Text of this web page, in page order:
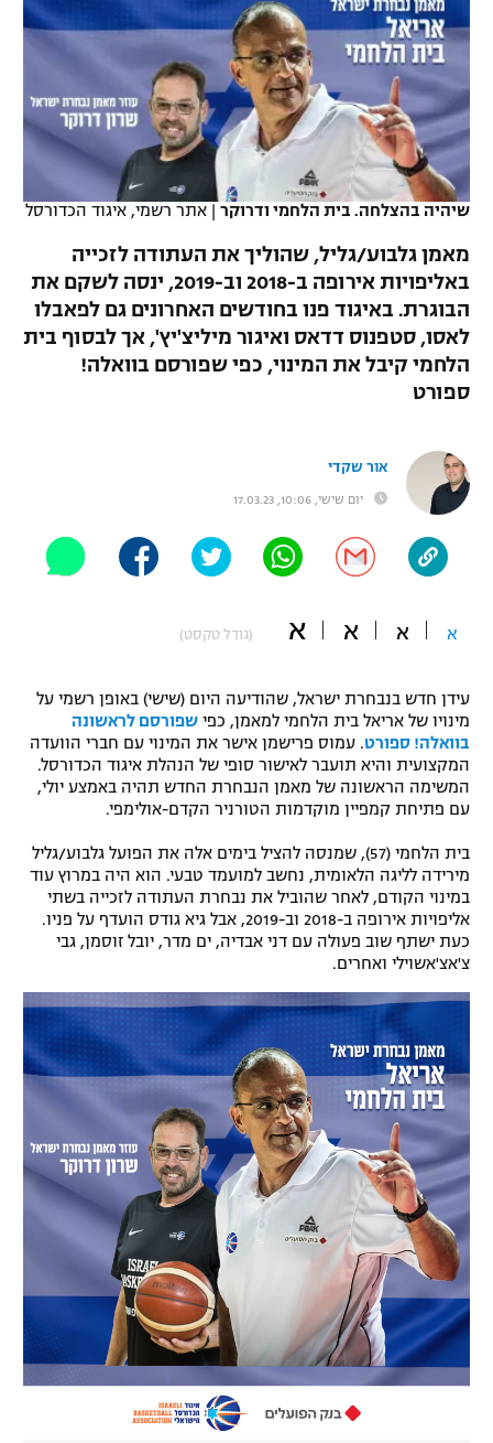
רץ ברשת
לוח שידורים
ברחבה
"מעל הליגה" – פודקאסט
תקנון עבור פעילות אלקטרה
תקנון עבור פעילות ספורט 1 – "מרלן"
גיימינג E-Sports
תנאי שימוש
מדיניות פרטיות
תקנון פעילות ספורט 1
רשיון להקרנה פומבית לבית עסק
הצטרפות לחבילת הערוצים
לוח דרושים – ג'ובנט
תגיות
המגזין
נבחרת ישראל
מכבי חיפה
בית"ר ירושלים
מכבי תל אביב
הפועל חיפה
הפועל באר שבע
מכבי נתניה
בני יהודה
ליגה ספרדית
ליגה איטלקית
ליגה צרפתית
ליגה הולנדית
ליגה טורקית
ליגה סינית
ליגה ברזילאית
כדורסל נשים
מכבי תל אביב
הפועל חולון
הפועל ירושלים
יורוליג
יורוקאפ
טניס
כדוריד
כדורעף
שחייה
ג'ודו
אגרוף
ספורט אולימפי
היאבקות WWE
אופניים
כדורמים
פוטבול אמריקאי NFL
בייסבול MLB
ספורט אתגרי ואקסטרים
אומנויות לחימה
גיימינג E-Sports
שיהיה בהצלחה. בית הלחמי ודרוקר | אתר רשמי, איגוד הכדורסל
מאמן גלבוע/גליל, שהוליך את העתודה לזכייה
באליפויות אירופה ב-2018 וב-2019, ינסה לשקם את
הבוגרת. באיגוד פנו בחודשים האחרונים גם לפאבלו
לאסו, סטפנוס דדאס ואיגור מיליצ'יץ', אך לבסוף בית
הלחמי קיבל את המינוי, כפי שפורסם בוואלה!
ספורט
אור שקדי
יום שישי, 10:06, 17.03.23
א א א א (גודל טקסט)
עידן חדש בנבחרת ישראל, שהודיעה היום (שישי) באופן רשמי על
מינויו של אריאל בית הלחמי למאמן, כפי שפורסם לראשונה
בוואלה! ספורט. עמוס פרישמן אישר את המינוי עם חברי הוועדה
המקצועית והיא תועבר לאישור סופי של הנהלת איגוד הכדורסל.
המשימה הראשונה של מאמן הנבחרת החדש תהיה באמצע יולי,
עם פתיחת קמפיין מוקדמות הטורניר הקדם-אולימפי.
בית הלחמי (57), שמנסה להציל בימים אלה את הפועל גלבוע/גליל
מירידה לליגה הלאומית, נחשב למועמד טבעי. הוא היה במרוץ עוד
במינוי הקודם, לאחר שהוביל את נבחרת העתודה לזכייה בשתי
אליפויות אירופה ב-2018 וב-2019, אבל גיא גודס הועדף על פניו.
כעת ישתף שוב פעולה עם דני אבדיה, ים מדר, יובל זוסמן, גבי
צ'אצ'אשוילי ואחרים.